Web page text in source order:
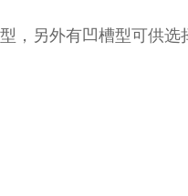
，另外有凹槽型可供选